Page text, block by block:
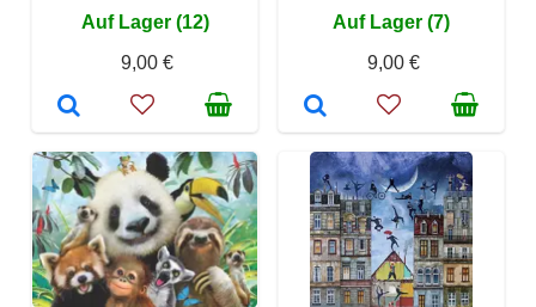
Auf Lager (12)
9,00 €
Auf Lager (7)
9,00 €